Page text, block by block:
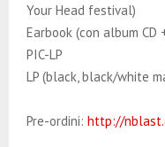
Your Head festival)
Earbook (con album
PIC-LP
LP (black, black/white
Pre-ordini: http://